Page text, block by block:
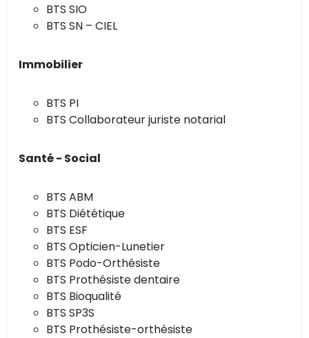
BTS SIO
BTS SN – CIEL
Immobilier
BTS PI
BTS Collaborateur juriste notarial
Santé - Social
BTS ABM
BTS Diététique
BTS ESF
BTS Opticien-Lunetier
BTS Podo-Orthésiste
BTS Prothésiste dentaire
BTS Bioqualité
BTS SP3S
BTS Prothésiste-orthésiste